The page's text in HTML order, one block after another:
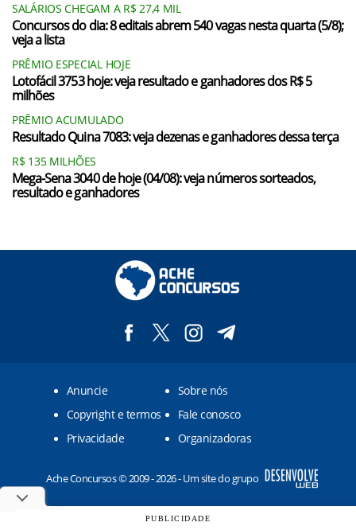
SALÁRIOS CHEGAM A R$ 27,4 MIL
Concursos do dia: 8 editais abrem 540 vagas nesta quarta (5/8);
veja a lista
PRÊMIO ESPECIAL HOJE
Lotofácil 3753 hoje: veja resultado e ganhadores dos R$ 5
milhões
PRÊMIO ACUMULADO
Resultado Quina 7083: veja dezenas e ganhadores dessa terça
R$ 135 MILHÕES
Mega-Sena 3040 de hoje (04/08): veja números sorteados,
resultado e ganhadores
Anuncie
Sobre nós
Copyright e termos
Fale conosco
Privacidade
Organizadoras
Ache Concursos © 2009 - 2026 - Um site do grupo
PUBLICIDADE